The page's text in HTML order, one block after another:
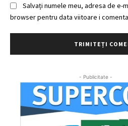
Salvați numele meu, adresa de e-
browser pentru data viitoare i
- Publicitate -